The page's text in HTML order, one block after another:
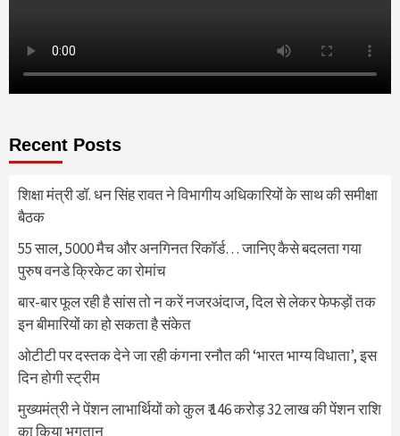
Recent Posts
शिक्षा मंत्री डॉ. धन सिंह रावत ने विभागीय अधिकारियों के साथ की समीक्षा
बैठक
55 साल, 5000 मैच और अनगिनत रिकॉर्ड… जानिए कैसे बदलता गया
पुरुष वनडे क्रिकेट का रोमांच
बार-बार फूल रही है सांस तो न करें नजरअंदाज, दिल से लेकर फेफड़ों तक
इन बीमारियों का हो सकता है संकेत
ओटीटी पर दस्तक देने जा रही कंगना रनौत की ‘भारत भाग्य विधाता’, इस
दिन होगी स्ट्रीम
मुख्यमंत्री ने पेंशन लाभार्थियों को कुल ₹ 146 करोड़ 32 लाख की पेंशन राशि
का किया भुगतान